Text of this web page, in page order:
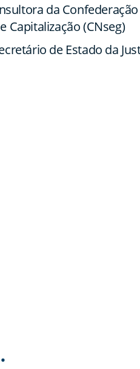
da
Capitalização (CNseg)
de Estado da